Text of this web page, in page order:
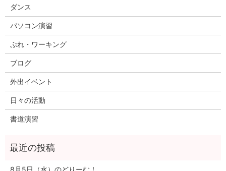
ダンス
パソコン演習
ぷれ・ワーキング
ブログ
外出イベント
日々の活動
書道演習
8月5日（水）のどりーむ！